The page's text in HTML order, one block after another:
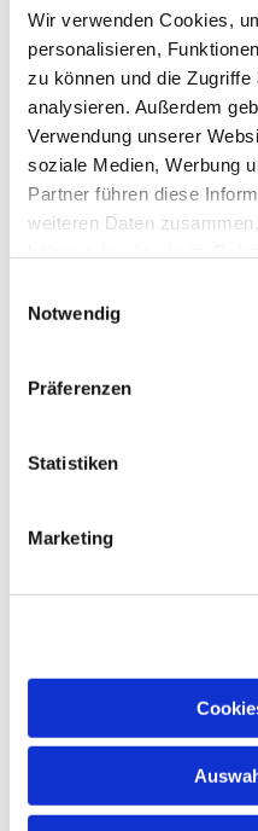
Wir verwenden Cookies,
personalisieren,
zu können und die
analysieren. Außerdem
Verwendung unserer
soziale Medien, Werbung
Partner führen diese
weiteren Daten
Notwendig
Präferenzen
Statistiken
Marketing
Dies